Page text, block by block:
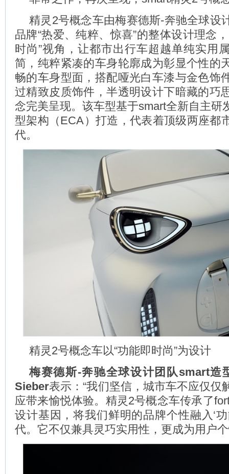
精灵2号概念车由梅赛德斯-奔驰全球设
品牌“热爱、纯粹、惊喜”的整体设计理念
时尚”视角，让都市出行车超越单纯实用
简，纯粹紧凑的车身轮廓成为彰显个性的
畅的车身型面，搭配哑光白车漆与金色饰
过精致皮质饰件，半透明设计下暗藏的巧
念完美呈现。该车型基于smart全新自主研
型架构（ECA）打造，代表着顶级两座都
代。
精灵2号概念车以“功能即时尚”为设计
梅赛德斯-奔驰全球设计团队smart造
Sieber表示：“我们坚信，城市车不应仅仅
应带来愉悦体验。精灵2号概念车传承了
设计基因，将我们鲜明的品牌个性融入‘
代。它不仅兼具灵巧实用性，更成为用户